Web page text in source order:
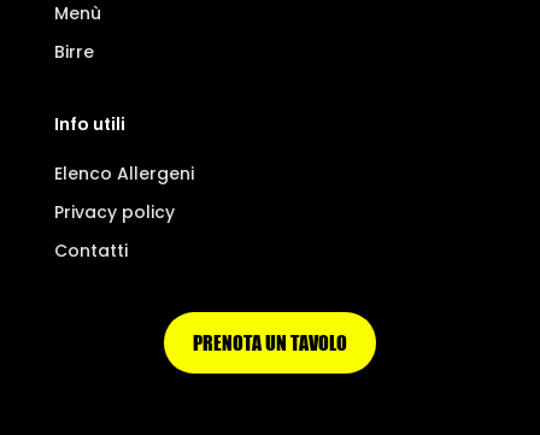
Menù
Birre
Info utili
Elenco Allergeni
Privacy policy
Contatti
PRENOTA UN TAVOLO